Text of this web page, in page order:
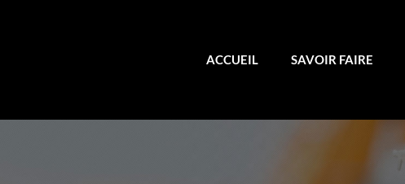
ACCUEIL SAVOIR FAIRE